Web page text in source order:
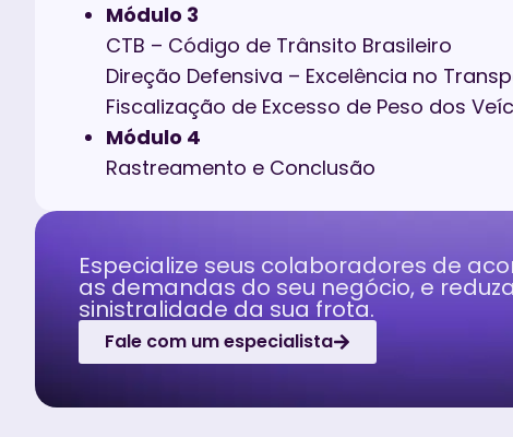
Módulo 3
CTB – Código de Trânsito Brasileiro
Direção Defensiva – Excelência no
Fiscalização de Excesso de Peso dos
Módulo 4
Rastreamento e Conclusão
Especialize seus colaboradores de
as demandas do seu negócio, e
sinistralidade da sua frota.​
Fale com um especialista